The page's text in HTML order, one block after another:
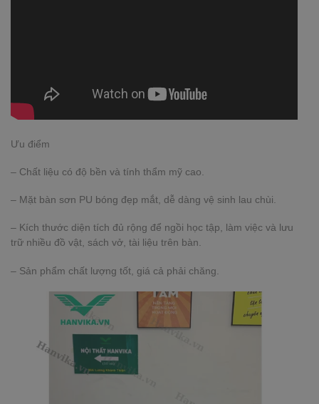
Ưu điểm
– Chất liệu có độ bền và tính thẩm mỹ cao.
– Mặt bàn sơn PU bóng đẹp mắt, dễ dàng vệ sinh lau chùi.
– Kích thước diện tích đủ rộng để ngồi học tập, làm việc và lưu
trữ nhiều đồ vật, sách vở, tài liệu trên bàn.
– Sản phẩm chất lượng tốt, giá cả phải chăng.